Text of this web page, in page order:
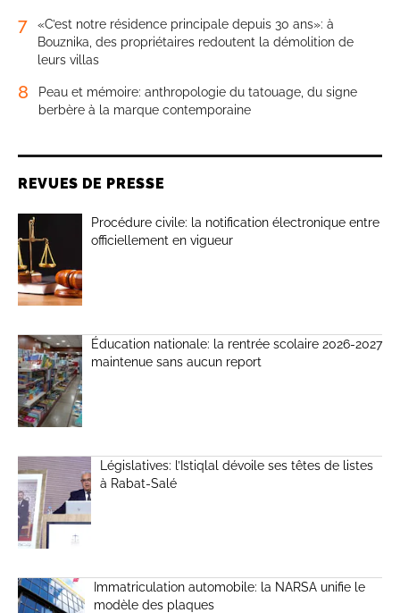
7
«C’est notre résidence principale depuis 30 ans»: à
Bouznika, des propriétaires redoutent la démolition de
leurs villas
8
Peau et mémoire: anthropologie du tatouage, du signe
berbère à la marque contemporaine
REVUES DE PRESSE
Procédure civile: la notification électronique entre
officiellement en vigueur
Éducation nationale: la rentrée scolaire 2026-2027
maintenue sans aucun report
Législatives: l’Istiqlal dévoile ses têtes de listes
à Rabat-Salé
Immatriculation automobile: la NARSA unifie le
modèle des plaques